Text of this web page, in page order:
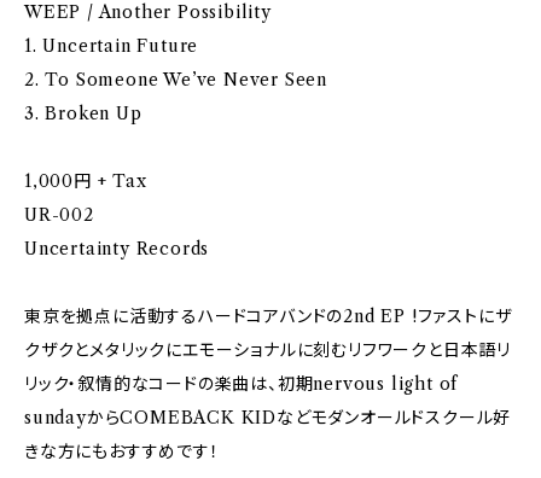
WEEP / Another Possibility
1. Uncertain Future
2. To Someone We’ve Never Seen
3. Broken Up
1,000円 + Tax
UR-002
Uncertainty Records
東京を拠点に活動するハードコアバンドの2nd EP !ファストにザ
クザクとメタリックにエモーショナルに刻むリフワークと日本語リ
リック・叙情的なコードの楽曲は、初期nervous light of
sundayからCOMEBACK KIDなどモダンオールドスクール好
きな方にもおすすめです！